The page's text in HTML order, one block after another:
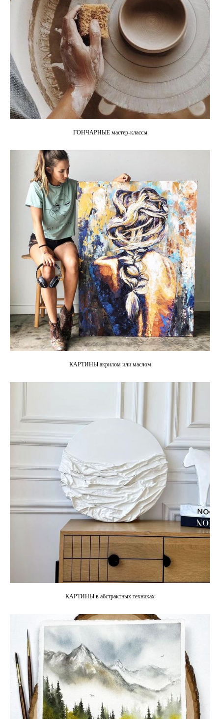
ГОНЧАРНЫЕ мастер-классы
КАРТИНЫ акрилом или маслом
КАРТИНЫ в абстрактных техниках